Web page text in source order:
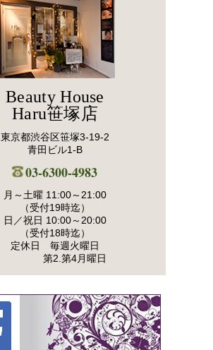
Beauty House
Haru笹塚店
東京都渋谷区笹塚3-19-2
青田ビル1-B
03-6300-4983
月～土曜 11:00～21:00
（受付19時迄）
日／祝日 10:00～20:00
（受付18時迄）
定休日 毎週火曜日
第2.第4月曜日